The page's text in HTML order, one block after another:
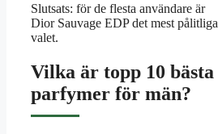
Slutsats: för de flesta användare är
Dior Sauvage EDP det mest pålitliga
valet.
Vilka är topp 10 bästa
parfymer för män?